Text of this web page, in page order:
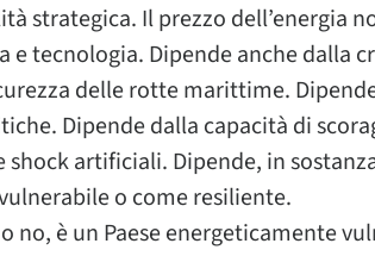
strategica. Il prezzo dell’energia
e tecnologia. Dipende anche dalla
delle rotte marittime.
Dipende dalla capacità di
shock artificiali. Dipende, in
o come resiliente.
no, è un Paese energeticamente